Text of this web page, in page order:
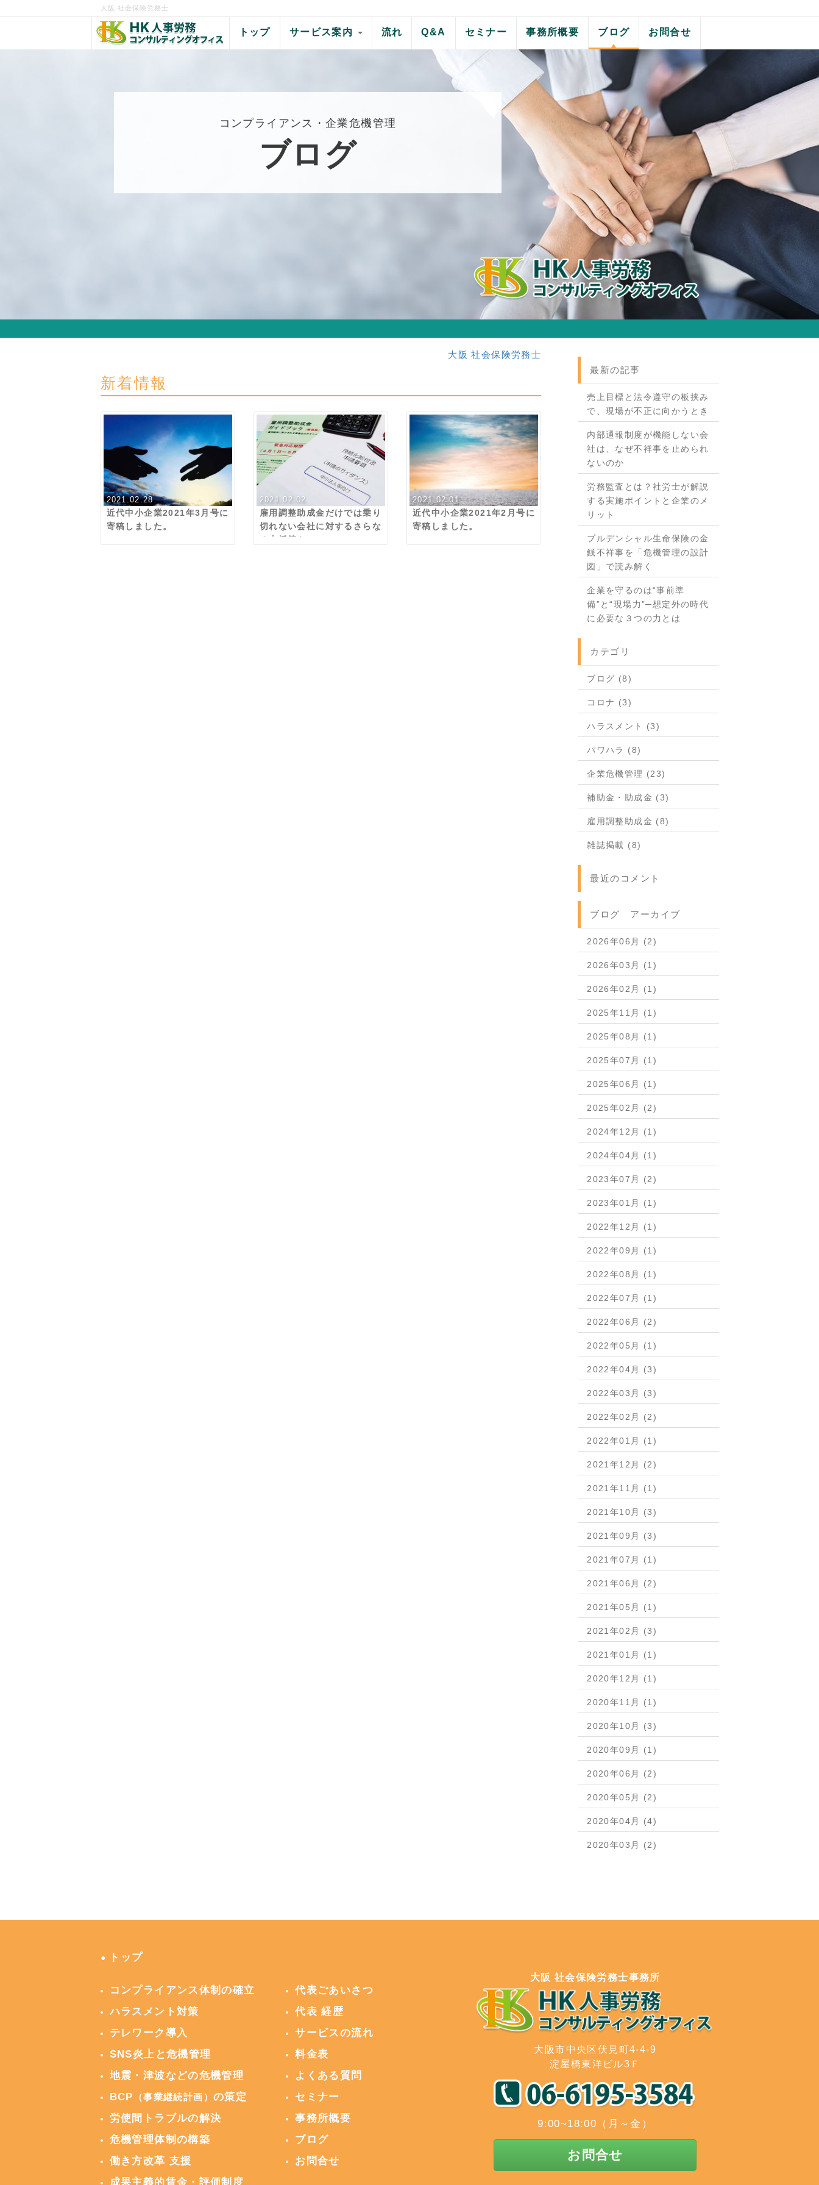
大阪 社会保険労務士
トップ サービス案内 流れ Q&A セミナー 事務所概要 ブログ お問合せ
コンプライアンス・企業危機管理
ブログ
大阪 社会保険労務士
新着情報
2021.02.28
近代中小企業2021年3月号に
寄稿しました。
2021.02.02
雇用調整助成金だけでは乗り
切れない会社に対するさらな
る支援策を
2021.02.01
近代中小企業2021年2月号に
寄稿しました。
最新の記事
売上目標と法令遵守の板挟み
で、現場が不正に向かうとき
内部通報制度が機能しない会
社は、なぜ不祥事を止められ
ないのか
労務監査とは？社労士が解説
する実施ポイントと企業のメ
リット
プルデンシャル生命保険の金
銭不祥事を「危機管理の設計
図」で読み解く
企業を守るのは“事前準
備”と“現場力”─想定外の時代
に必要な３つの力とは
カテゴリ
ブログ (8)
コロナ (3)
ハラスメント (3)
パワハラ (8)
企業危機管理 (23)
補助金・助成金 (3)
雇用調整助成金 (8)
雑誌掲載 (8)
最近のコメント
ブログ アーカイブ
2026年06月 (2)
2026年03月 (1)
2026年02月 (1)
2025年11月 (1)
2025年08月 (1)
2025年07月 (1)
2025年06月 (1)
2025年02月 (2)
2024年12月 (1)
2024年04月 (1)
2023年07月 (2)
2023年01月 (1)
2022年12月 (1)
2022年09月 (1)
2022年08月 (1)
2022年07月 (1)
2022年06月 (2)
2022年05月 (1)
2022年04月 (3)
2022年03月 (3)
2022年02月 (2)
2022年01月 (1)
2021年12月 (2)
2021年11月 (1)
2021年10月 (3)
2021年09月 (3)
2021年07月 (1)
2021年06月 (2)
2021年05月 (1)
2021年02月 (3)
2021年01月 (1)
2020年12月 (1)
2020年11月 (1)
2020年10月 (3)
2020年09月 (1)
2020年06月 (2)
2020年05月 (2)
2020年04月 (4)
2020年03月 (2)
● トップ
コンプライアンス体制の確立
ハラスメント対策
テレワーク導入
SNS炎上と危機管理
地震・津波などの危機管理
BCP
（事業継続計画） の策定
労使間トラブルの解決
危機管理体制の構築
働き方改革 支援
成果主義的賃金・評価制度
代表ごあいさつ
代表 経歴
サービスの流れ
料金表
よくある質問
セミナー
事務所概要
ブログ
お問合せ
大阪 社会保険労務士事務所
大阪市中央区伏見町4-4-9
淀屋橋東洋ビル3Ｆ
9:00~18:00（月～金）
お問合せ